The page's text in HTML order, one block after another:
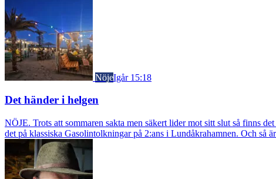
NöjeIgår 15:18
Det händer i helgen
NÖJE. Trots att sommaren sakta men säkert lider mot sitt slut så finns
det på klassiska Gasolintolkningar på 2:ans i Lundåkrahamnen. Och så